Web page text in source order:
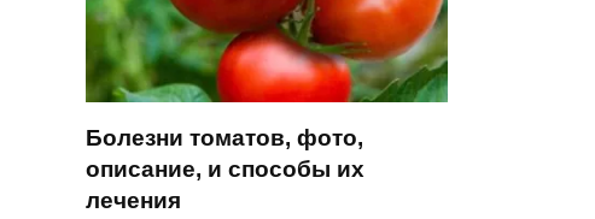
Болезни томатов, фото,
описание, и способы их
лечения